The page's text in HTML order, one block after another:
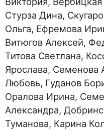
Стурза Дина,
Ольга, Ефремова
Витюгов Алексей,
Титова Светлана,
Ярослава, Семенова
Любовь, Гуданов
Оралова Ирина,
Александра,
Туманова, Карина